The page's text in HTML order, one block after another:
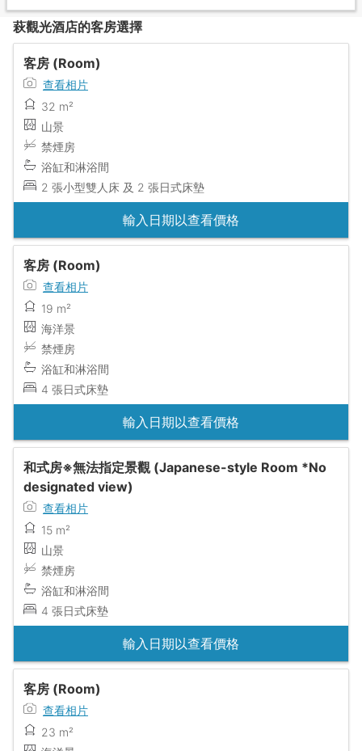
萩觀光酒店的客房選擇
客房 (Room)
查看相片
32 m²
山景
禁煙房
浴缸和淋浴間
2 張小型雙人床 及 2 張日式床墊
輸入日期以查看價格
客房 (Room)
查看相片
19 m²
海洋景
禁煙房
浴缸和淋浴間
4 張日式床墊
輸入日期以查看價格
和式房※無法指定景觀 (Japanese-style Room *No
designated view)
查看相片
15 m²
山景
禁煙房
浴缸和淋浴間
4 張日式床墊
輸入日期以查看價格
客房 (Room)
查看相片
23 m²